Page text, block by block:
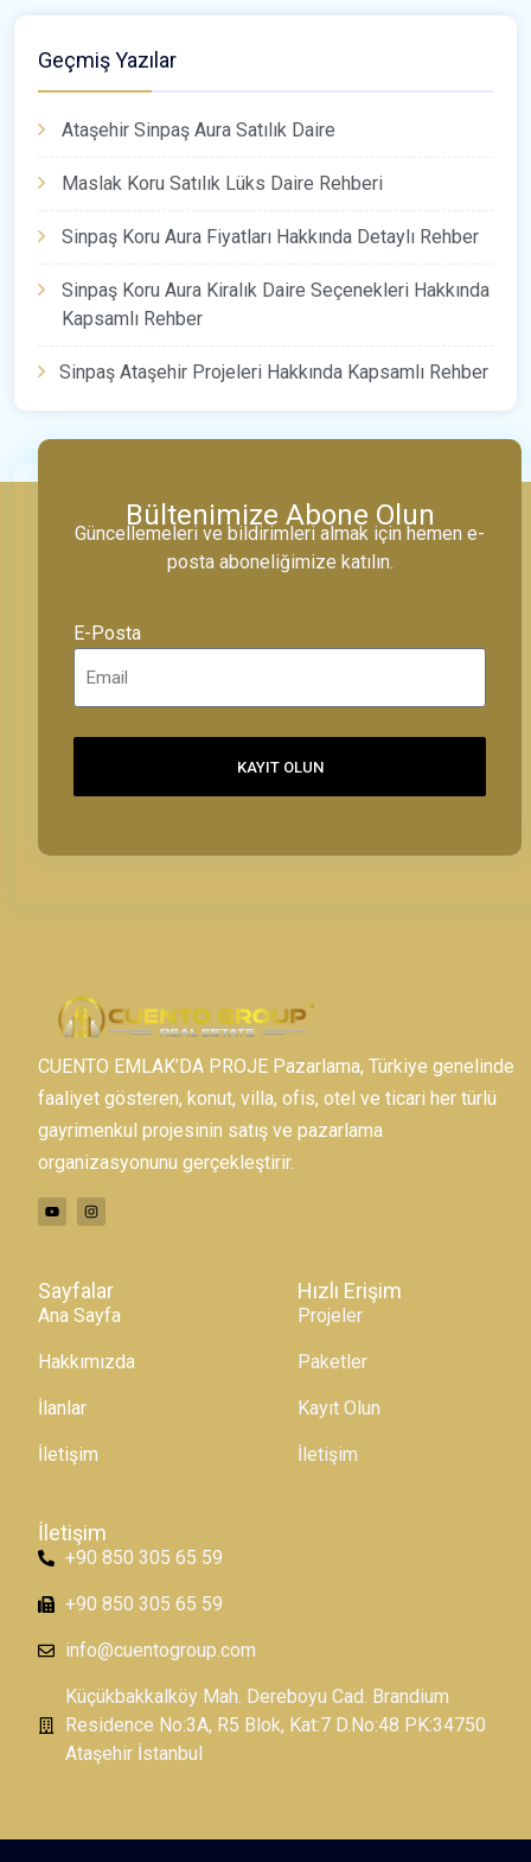
Geçmiş Yazılar
Ataşehir Sinpaş Aura Satılık Daire
Maslak Koru Satılık Lüks Daire Rehberi
Sinpaş Koru Aura Fiyatları Hakkında Detaylı Rehber
Sinpaş Koru Aura Kiralık Daire Seçenekleri Hakkında
Kapsamlı Rehber
Sinpaş Ataşehir Projeleri Hakkında Kapsamlı Rehber
Bültenimize Abone Olun
Güncellemeleri ve bildirimleri almak için hemen e-
posta aboneliğimize katılın.
E-Posta
KAYIT OLUN
CUENTO EMLAK’DA PROJE Pazarlama, Türkiye genelinde
faaliyet gösteren, konut, villa, ofis, otel ve ticari her türlü
gayrimenkul projesinin satış ve pazarlama
organizasyonunu gerçekleştirir.
Sayfalar
Ana Sayfa
Hakkımızda
İlanlar
İletişim
Hızlı Erişim
Projeler
Paketler
Kayıt Olun
İletişim
İletişim
+90 850 305 65 59
+90 850 305 65 59
info@cuentogroup.com
Küçükbakkalköy Mah. Dereboyu Cad. Brandium
Residence No:3A, R5 Blok, Kat:7 D.No:48 PK:34750
Ataşehir İstanbul